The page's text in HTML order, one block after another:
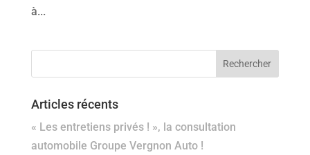
à...
Articles récents
« Les entretiens privés ! », la consultation
automobile Groupe Vergnon Auto !